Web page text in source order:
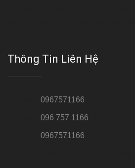
Thông Tin Liên Hệ
0967571166
096 757 1166
0967571166